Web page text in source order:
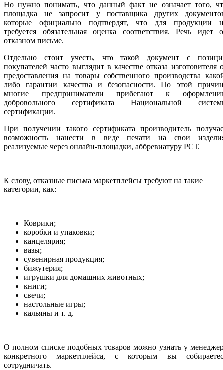
Но нужно понимать, что данный факт не означает того,
площадка не запросит у поставщика других
которые официально подтвердят, что для продукции
требуется обязательная оценка соответствия. Речь идет
отказном письме.
Отдельно стоит учесть, что такой документ с
покупателей часто выглядит в качестве отказа изготовителя
предоставления на товары собственного производства
либо гарантии качества и безопасности. По этой
многие предприниматели прибегают к
добровольного сертификата Национальной
сертификации.
При получении такого сертификата производитель
возможность нанести в виде печати на свои
реализуемые через онлайн-площадки, аббревиатуру РСТ.
К слову, отказные письма маркетплейсы требуют на такие
категории, как:
Коврики;
коробки и упаковки;
канцелярия;
вазы;
сувенирная продукция;
бижутерия;
игрушки для домашних животных;
книги;
свечи;
настольные игры;
кальяны и т. д.
О полном списке подобных товаров можно узнать у
конкретного маркетплейса, с которым вы
сотрудничать.